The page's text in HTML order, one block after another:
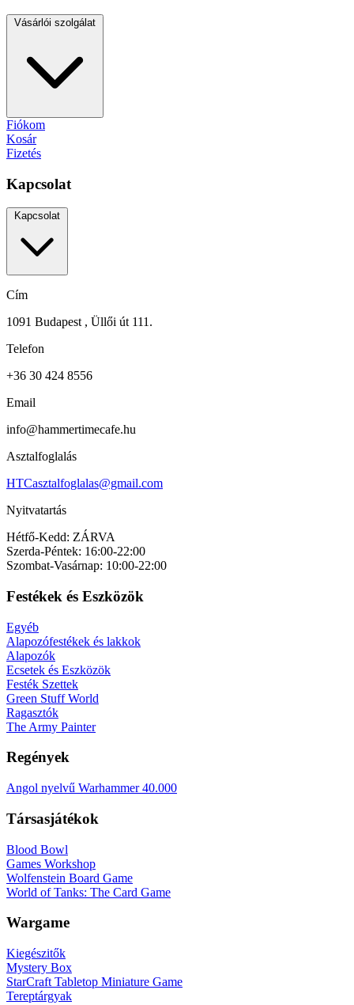
Vásárlói szolgálat
Fiókom
Kosár
Fizetés
Kapcsolat
Kapcsolat
Cím
1091 Budapest , Üllői út 111.
Telefon
+36 30 424 8556
Email
info@hammertimecafe.hu
Asztalfoglalás
HTCasztalfoglalas@gmail.com
Nyitvatartás
Hétfő-Kedd: ZÁRVA
Szerda-Péntek: 16:00-22:00
Szombat-Vasárnap: 10:00-22:00
Festékek és Eszközök
Egyéb
Alapozófestékek és lakkok
Alapozók
Ecsetek és Eszközök
Festék Szettek
Green Stuff World
Ragasztók
The Army Painter
Regények
Angol nyelvű Warhammer 40.000
Társasjátékok
Blood Bowl
Games Workshop
Wolfenstein Board Game
World of Tanks: The Card Game
Wargame
Kiegészitők
Mystery Box
StarCraft Tabletop Miniature Game
Tereptárgyak